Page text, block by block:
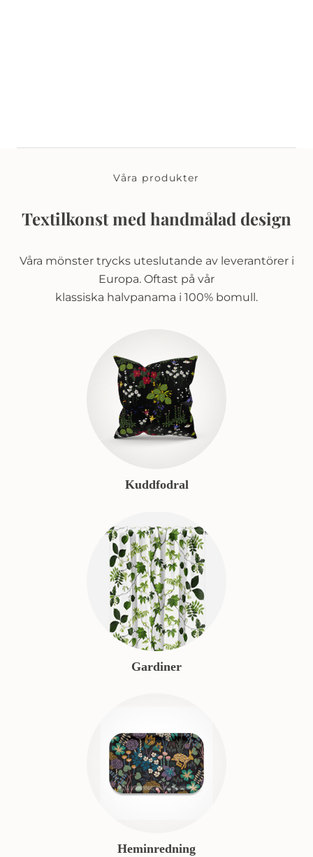
Våra produkter
Textilkonst med handmålad design
Våra mönster trycks uteslutande av leverantörer i
Europa. Oftast på vår
klassiska halvpanama i 100% bomull.
Kuddfodral
Gardiner
Heminredning